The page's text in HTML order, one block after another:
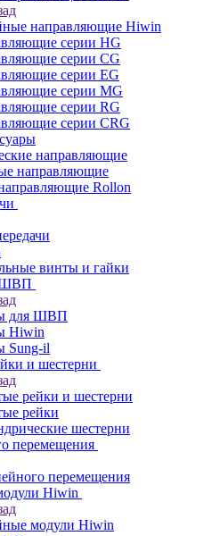
направляющие Hiwin
серии HG
серии CG
серии EG
серии MG
серии RG
серии CRG
направляющие
направляющие
Rollon
винты и гайки
ШВП
для ШВП
Hiwin
Sung-il
и шестерни
рейки и шестерни
рейки
шестерни
перемещения
перемещения
Hiwin
модули Hiwin